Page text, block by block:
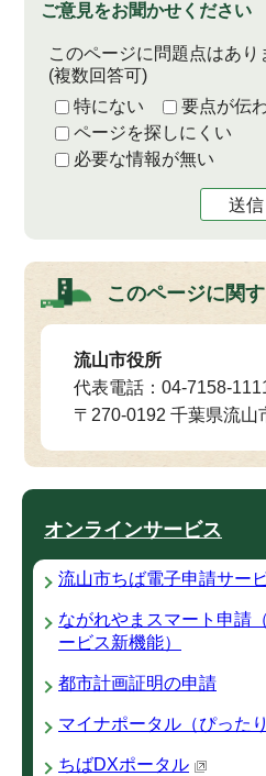
ご意見をお聞かせください
このページに問題点はあり
(複数回答可)
特にない
要点が伝
ページを探しにくい
必要な情報が無い
送信
このページに関
流山市役所
代表電話：04-7158-
〒270-0192 千葉県流山
オンラインサービス
流山市ちば電子申請サー
ながれやまスマート申請
ービス新機能）
都市計画証明の申請
マイナポータル（ぴった
ちばDXポータル